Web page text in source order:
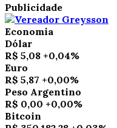
Publicidade
Economia
Dólar
R$ 5,08 +0,04%
Euro
R$ 5,87 +0,00%
Peso Argentino
R$ 0,00 +0,00%
Bitcoin